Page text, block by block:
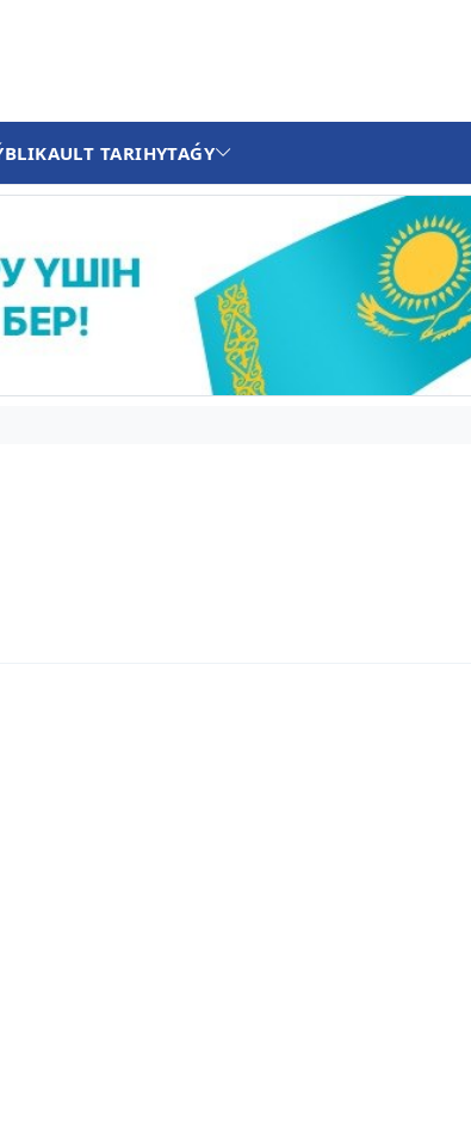
ULT TARIHYTAǴY